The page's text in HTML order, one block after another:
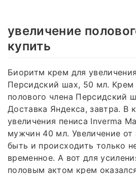
увеличение
купить
Биоритм крем для
Персидский шах, 50 мл. Крем
полового члена Персидский
Доставка Яндекса, завтра. В
увеличения пениса Inverma
мужчин 40 мл. Увеличение
быть и происходить только
временное. А вот для
половым актом крем